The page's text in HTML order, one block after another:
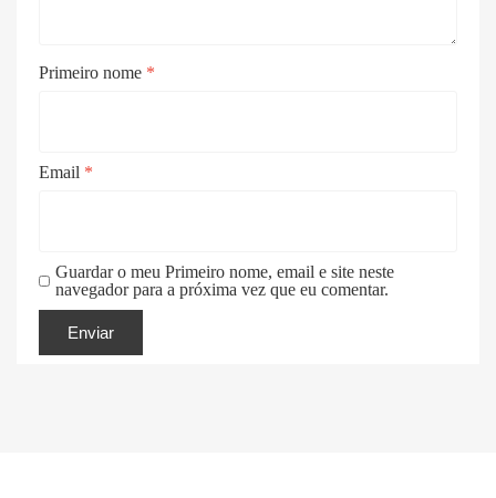
Primeiro nome *
Email *
Guardar o meu Primeiro nome, email e site neste
navegador para a próxima vez que eu comentar.